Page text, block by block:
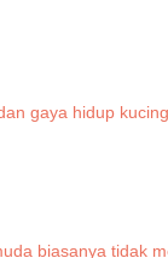
gaya hidup
biasanya tidak